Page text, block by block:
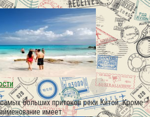
больших притоков реки Китой. Кроме
имеет